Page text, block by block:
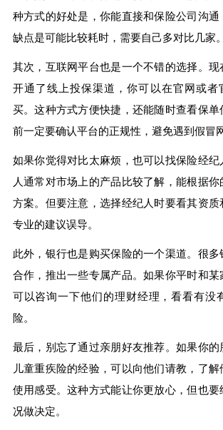
种方式的好处是，你能直接和保险公司沟通
缺点是可能比较耗时，需要自己多对比几家。
其次，互联网平台也是一个不错的选择。
开通了线上投保渠道，你可以在官网或者
买。这种方式方便快捷，还能随时查看保
前一定要确认平台的正规性，避免遇到假冒
如果你觉得对比太麻烦，也可以找保险经
人通常对市场上的产品比较了解，能根据
方案。但要注意，选择经纪人时要看其资质
专业的建议误导。
此外，银行也是购买保险的一个渠道。很
合作，推出一些专属产品。如果你平时和某
可以咨询一下他们的理财经理，看看有没
险。
最后，别忘了通过亲朋好友推荐。如果你
儿童重疾险的经验，可以向他们请教，了
使用感受。这种方式能让你更放心，但也
况做决定。